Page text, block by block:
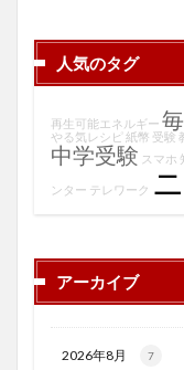
人気のタグ
再生可能エネルギー
やる気レシピ 紙幣 受験
中学受験 スマホ
ンター テレワーク
アーカイブ
2026年8月 7